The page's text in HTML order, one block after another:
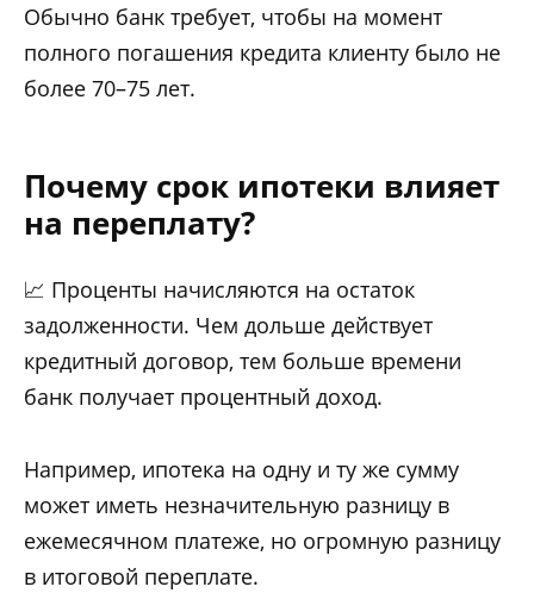
Обычно банк требует, чтобы на момент
полного погашения кредита клиенту было не
более 70–75 лет.
Почему срок ипотеки влияет
на переплату?
📈 Проценты начисляются на остаток
задолженности. Чем дольше действует
кредитный договор, тем больше времени
банк получает процентный доход.
Например, ипотека на одну и ту же сумму
может иметь незначительную разницу в
ежемесячном платеже, но огромную разницу
в итоговой переплате.